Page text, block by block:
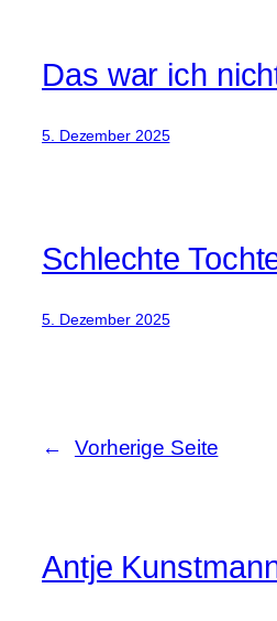
Das war ich
5. Dezember 2025
Schlechte
5. Dezember 2025
← Vorherige Seite
Antje